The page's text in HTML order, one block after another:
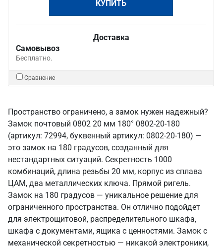
КУПИТЬ
Доставка
Самовывоз
Бесплатно.
Сравнение
Пространство ограничено, а замок нужен надежный?
Замок почтовый 0802 20 мм 180° 0802-20-180
(артикул: 72994, буквенный артикул: 0802-20-180) —
это замок на 180 градусов, созданный для
нестандартных ситуаций. Секретность 1000
комбинаций, длина резьбы 20 мм, корпус из сплава
ЦАМ, два металлических ключа. Прямой ригель.
Замок на 180 градусов — уникальное решение для
ограниченного пространства. Он отлично подойдет
для электрощитовой, распределительного шкафа,
шкафа с документами, ящика с ценностями. Замок с
механической секретностью — никакой электроники,